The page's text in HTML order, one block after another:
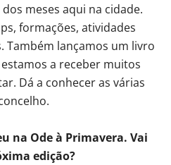
meses aqui na cidade.
formações, atividades
Também lançamos um livro
a receber muitos
Dá a conhecer as várias
na Ode à Primavera. Vai
edição?